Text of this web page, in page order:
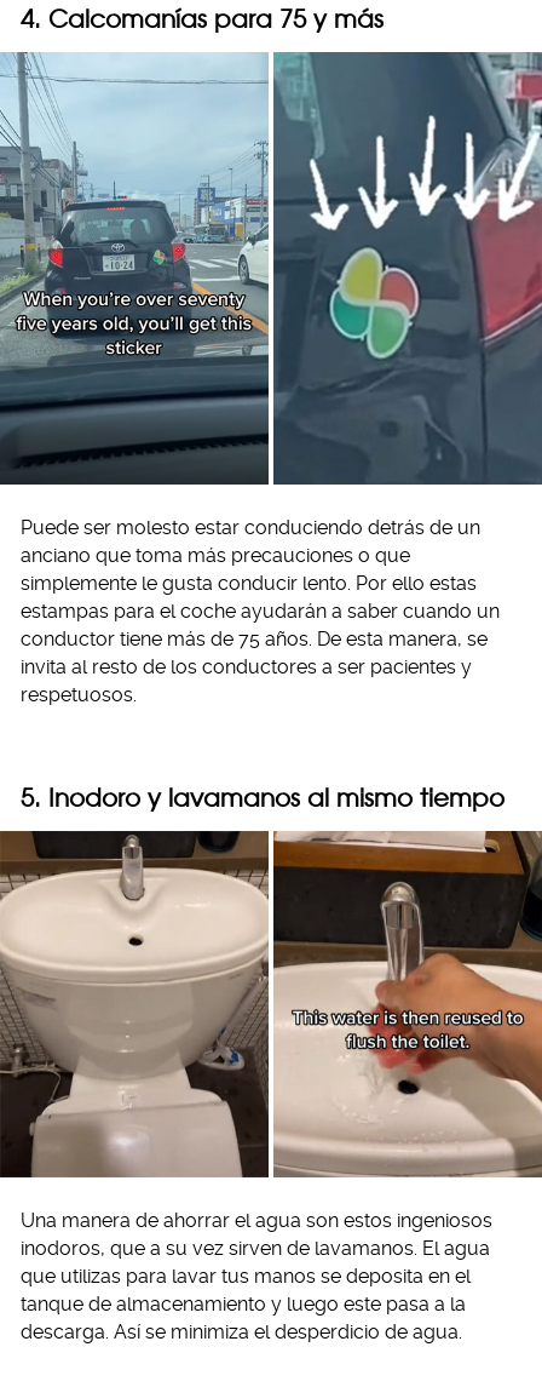
4. Calcomanías para 75 y más
Puede ser molesto estar conduciendo detrás de un
anciano que toma más precauciones o que
simplemente le gusta conducir lento. Por ello estas
estampas para el coche ayudarán a saber cuando un
conductor tiene más de 75 años. De esta manera, se
invita al resto de los conductores a ser pacientes y
respetuosos.
5. Inodoro y lavamanos al mismo tiempo
Una manera de ahorrar el agua son estos ingeniosos
inodoros, que a su vez sirven de lavamanos. El agua
que utilizas para lavar tus manos se deposita en el
tanque de almacenamiento y luego este pasa a la
descarga. Así se minimiza el desperdicio de agua.